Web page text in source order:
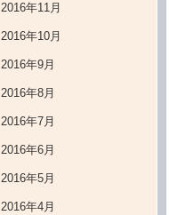
2016年11月
2016年10月
2016年9月
2016年8月
2016年7月
2016年6月
2016年5月
2016年4月